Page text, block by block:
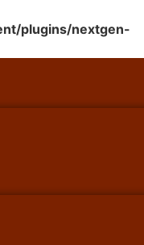
plugins/nextgen-